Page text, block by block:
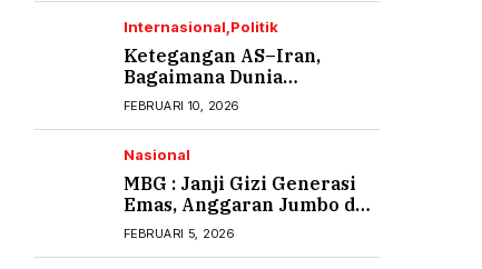
Internasional Politik
Ketegangan AS–Iran,
Bagaimana Dunia
Menyikapi?
FEBRUARI 10, 2026
Nasional
MBG : Janji Gizi Generasi
Emas, Anggaran Jumbo dan
Ancaman Keracunan
FEBRUARI 5, 2026